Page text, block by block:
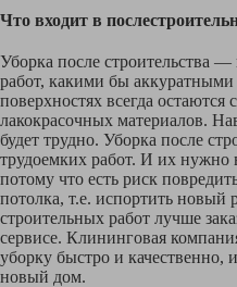
Что входит в
Уборка после строительства
работ, какими бы
поверхностях всегда остаются
лакокрасочных материалов.
будет трудно. Уборка после
трудоемких работ. И их нужно
потому что есть риск
потолка, т.е. испортить
строительных работ лучше
сервисе. Клининговая
уборку быстро и качественно,
новый дом.